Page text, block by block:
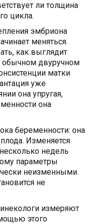
ли толщина
цикла.
эмбриона
меняться.
как выглядит
двуручном
матки
уже
она упругая,
она
беременности: она
Изменяется
недель
параметры
неизменными.
не
измеряют
этого